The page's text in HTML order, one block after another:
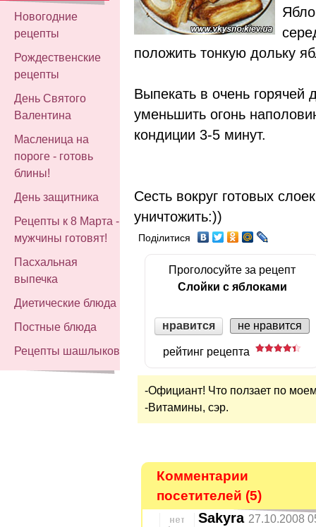
Новогодние
рецепты
Рождественские
рецепты
День Святого
Валентина
Масленица на
пороге - готовь
блины!
День защитника
Рецепты к 8 Марта -
мужчины готовят!
Пасхальная
выпечка
Диетические блюда
Постные блюда
Рецепты шашлыков
положить тонкую дольку
Выпекать в очень горячей
уменьшить огонь
кондиции 3-5 минут.
Сесть вокруг готовых
уничтожить:))
Поділитися
Проголосуйте за рецепт
Слойки с яблоками
нравится не нравится
рейтинг рецепта
-Официант! Что ползает по
-Витамины, сэр.
Комментарии
посетителей (5)
Sakyra 27.10.2008